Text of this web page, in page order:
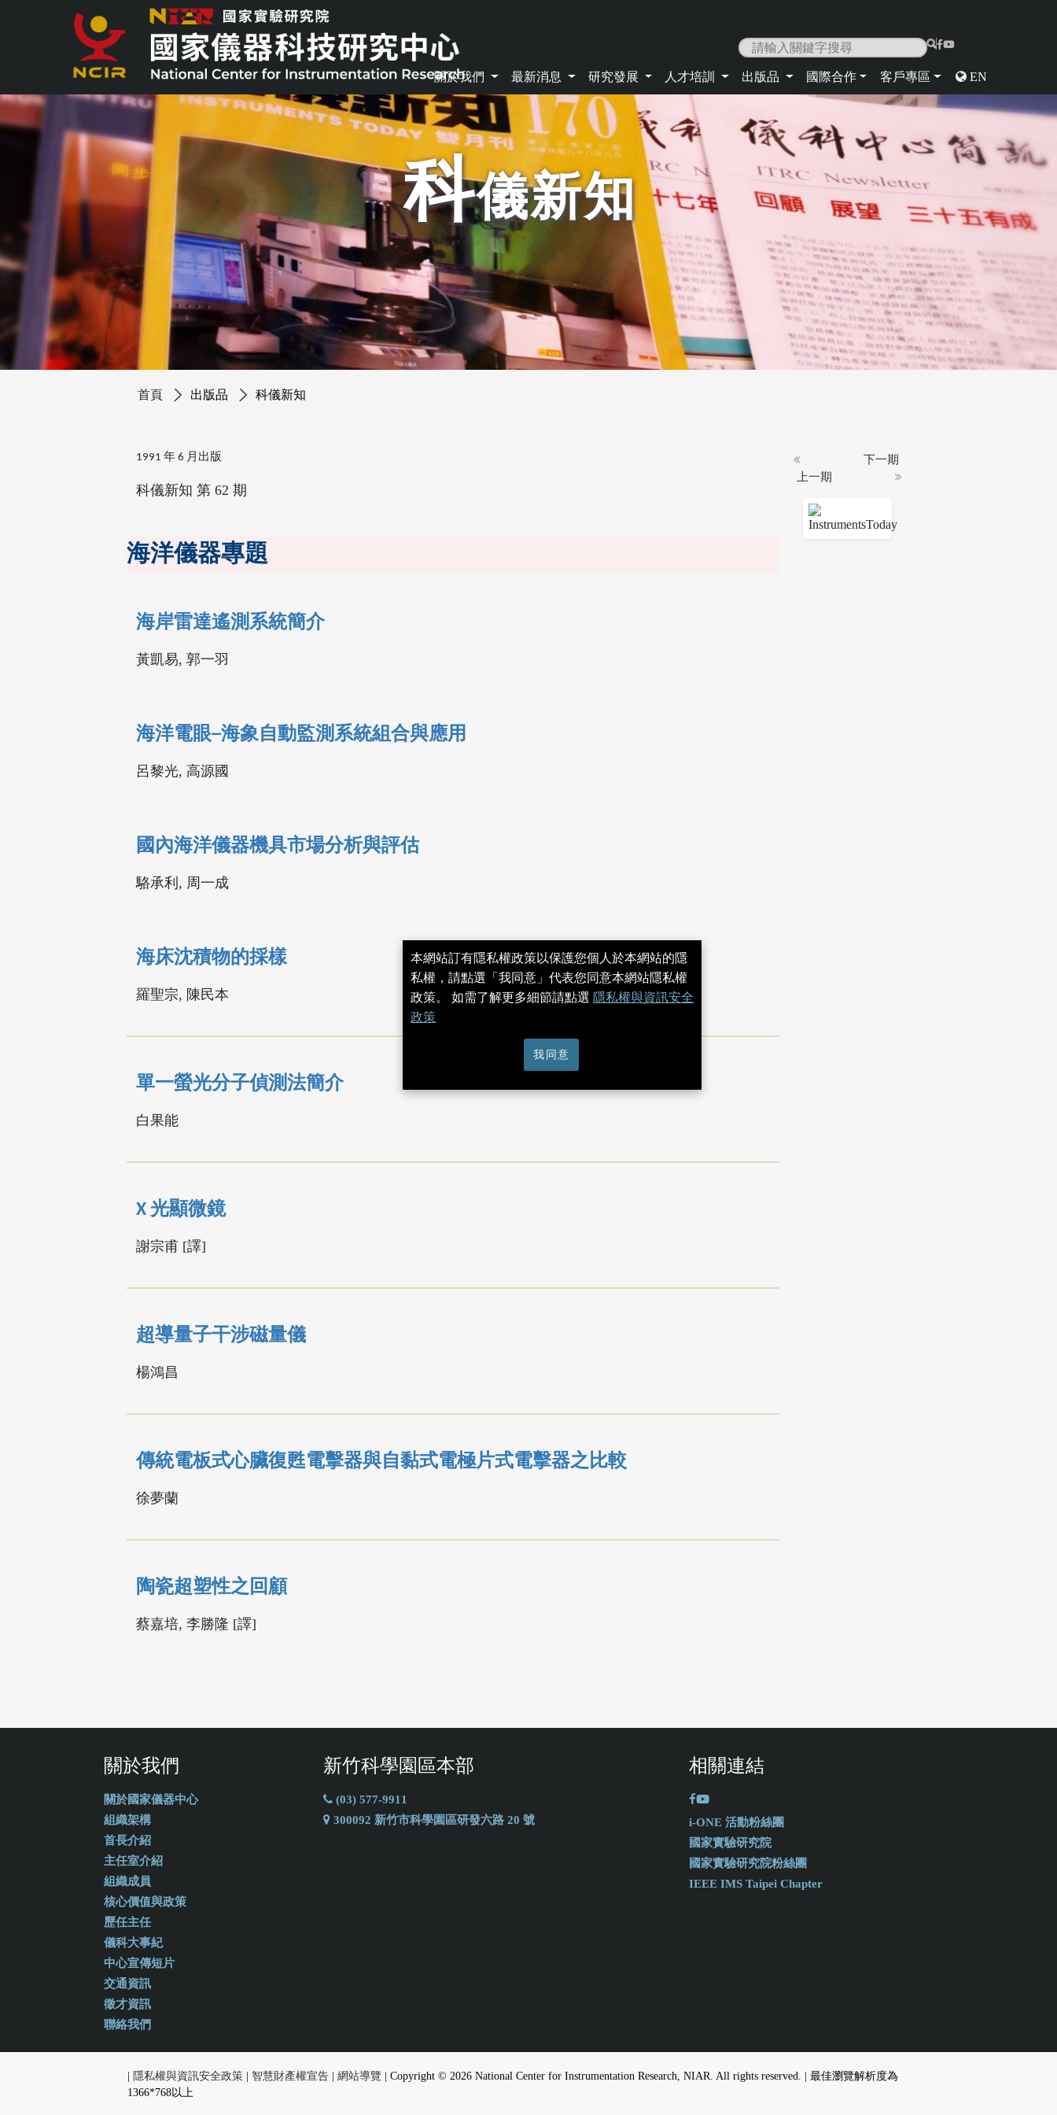
|
關於我們 最新消息 研究發展 人才培訓 出版品 國際合作 客戶專區 EN
科儀新知
首頁 出版品 科儀新知
1991 年 6 月出版
科儀新知 第 62 期
海洋儀器專題
海岸雷達遙測系統簡介
黃凱易, 郭一羽
海洋電眼─海象自動監測系統組合與應用
呂黎光, 高源國
國內海洋儀器機具市場分析與評估
駱承利, 周一成
海床沈積物的採樣
羅聖宗, 陳民本
單一螢光分子偵測法簡介
白果能
X 光顯微鏡
謝宗甫 [譯]
超導量子干涉磁量儀
楊鴻昌
傳統電板式心臟復甦電擊器與自黏式電極片式電擊器之比較
徐夢蘭
陶瓷超塑性之回顧
蔡嘉培, 李勝隆 [譯]
上一期
下一期
關於我們
關於國家儀器中心
組織架構
首長介紹
主任室介紹
組織成員
核心價值與政策
歷任主任
儀科大事紀
中心宣傳短片
交通資訊
徵才資訊
聯絡我們
新竹科學園區本部
(03) 577-9911
300092 新竹市科學園區研發六路 20 號
相關連結
i-ONE 活動粉絲團
國家實驗研究院
國家實驗研究院粉絲團
IEEE IMS Taipei Chapter
隱私權與資訊安全政策| 智慧財產權宣告| 網站導覽 | Copyright © 2026 National Center for Instrumentation Research, NIAR. All rights reserved. | 最佳瀏覽解析度為
1366*768以上
本網站訂有隱私權政策以保護您個人於本網站的隱
私權，請點選「我同意」代表您同意本網站隱私權
政策。 如需了解更多細節請點選 隱私權與資訊安全
政策
我同意